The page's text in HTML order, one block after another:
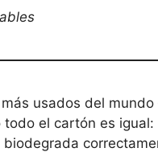
usados del
el cartón es igual: